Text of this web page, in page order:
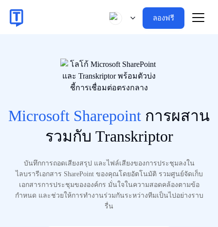
ลองฟรี
Microsoft Sharepoint การผสาน
รวมกับ Transkriptor
บันทึกการถอดเสียงสรุป และไฟล์เสียงของการประชุมลงใน
ไลบรารีเอกสาร SharePoint ของคุณโดยอัตโนมัติ รวมศูนย์จัดเก็บ
เอกสารการประชุมขององค์กร มั่นใจในความสอดคล้องตามข้อ
กำหนด และช่วยให้การทำงานร่วมกันระหว่างทีมเป็นไปอย่างราบ
รื่น